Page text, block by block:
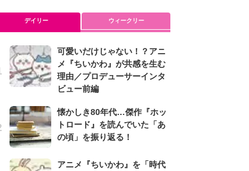
デイリー ウィークリー
可愛いだけじゃない！？アニ
メ『ちいかわ』が共感を生む
理由／プロデューサーインタ
ビュー前編
懐かしき80年代…傑作『ホッ
トロード』を読んでいた「あ
の頃」を振り返る！
アニメ『ちいかわ』を「時代